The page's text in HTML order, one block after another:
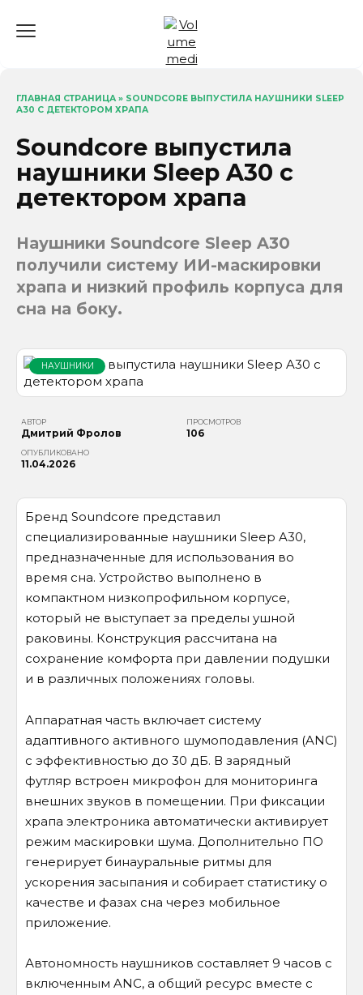
содержанию
ГЛАВНАЯ СТРАНИЦА» SOUNDCORE ВЫПУСТИЛА НАУШНИКИ SLEEP
A30 С ДЕТЕКТОРОМ ХРАПА
Soundcore выпустила
наушники Sleep A30 с
детектором храпа
Наушники Soundcore Sleep A30
получили систему ИИ-маскировки
храпа и низкий профиль корпуса для
сна на боку.
НАУШНИКИ
АВТОР
Дмитрий Фролов
ПРОСМОТРОВ
106
ОПУБЛИКОВАНО
11.04.2026
Бренд Soundcore представил
специализированные наушники Sleep A30,
предназначенные для использования во
время сна. Устройство выполнено в
компактном низкопрофильном корпусе,
который не выступает за пределы ушной
раковины. Конструкция рассчитана на
сохранение комфорта при давлении подушки
и в различных положениях головы.
Аппаратная часть включает систему
адаптивного активного шумоподавления (ANC)
с эффективностью до 30 дБ. В зарядный
футляр встроен микрофон для мониторинга
внешних звуков в помещении. При фиксации
храпа электроника автоматически активирует
режим маскировки шума. Дополнительно ПО
генерирует бинауральные ритмы для
ускорения засыпания и собирает статистику о
качестве и фазах сна через мобильное
приложение.
Автономность наушников составляет 9 часов с
включенным ANC, а общий ресурс вместе с